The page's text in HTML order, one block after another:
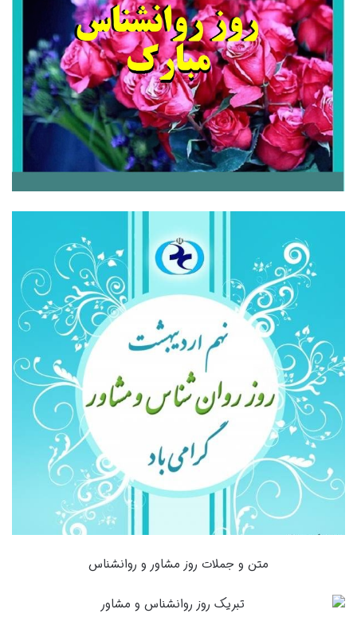
متن و جملات روز مشاور و روانشناس